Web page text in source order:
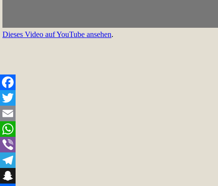
Dieses Video auf YouTube ansehen.
Facebook
Twitter
Email
WhatsApp
Viber
Telegram